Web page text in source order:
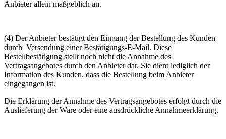
Anbieter allein maßgeblich an.
(4) Der Anbieter bestätigt den Eingang der Bestellung des Kunden
durch Versendung einer Bestätigungs-E-Mail. Diese
Bestellbestätigung stellt noch nicht die Annahme des
Vertragsangebotes durch den Anbieter dar. Sie dient lediglich der
Information des Kunden, dass die Bestellung beim Anbieter
eingegangen ist.
Die Erklärung der Annahme des Vertragsangebotes erfolgt durch die
Auslieferung der Ware oder eine ausdrückliche Annahmeerklärung.